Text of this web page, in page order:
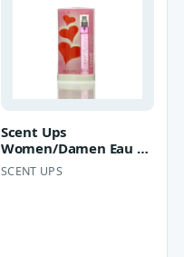
Scent Ups
Women/Damen Eau de
Toilette 15 ml diverse
D?fte
SCENT UPS